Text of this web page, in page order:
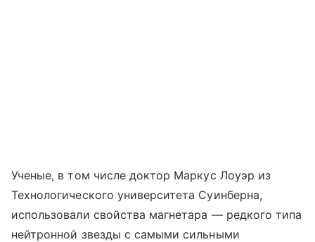
Ученые, в том числе доктор Маркус Лоуэр из
Технологического университета Суинберна,
использовали свойства магнетара — редкого типа
нейтронной звезды с самыми сильными